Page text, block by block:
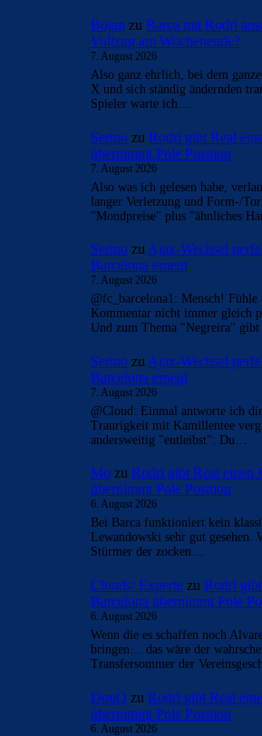
Bojan zu Barça mit Rodri
Vollzug am Wochenende?
7. August 2026
Also ganz ehrlich, bei dem
X und sich ständig ändernden
Spieler warte ich…
Serino zu Rodri gibt Real
übernimmt Pole Position
7. August 2026
Also was ich gelesen habe,
langer Verletzung und Form-/
"Mondpreise" plus "ähnliches
Serino zu Ajax-Wechsel
Barcelona erneut
7. August 2026
@fc_barcelona1: Mensch!
Kommentar nicht immer gleich
Und zum Thema "Negreira"
Serino zu Ajax-Wechsel
Barcelona erneut
7. August 2026
@Cloud: Einmal antworte ich
Traurigkeit mit Kamillentee
andersweitig "entleibst": Du…
Mo zu Rodri gibt Real einen
übernimmt Pole Position
6. August 2026
Bei Barca funktioniert kein
Lewandowski sehr gut gesehen.
Stürmer der zocken…
Clouds: Experte zu Rodri
Barcelona übernimmt Pole
6. August 2026
Wenn die es schaffen noch
bringen… das wäre der
Transfersommer der
DonQ zu Rodri gibt Real
übernimmt Pole Position
6. August 2026